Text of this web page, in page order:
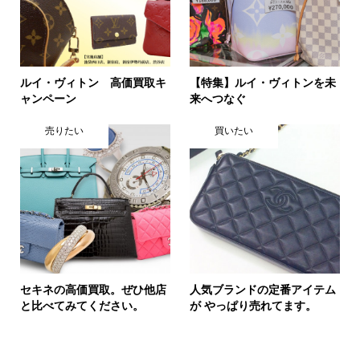
ルイ・ヴィトン 高価買取キ
ャンペーン
【特集】ルイ・ヴィトンを未
来へつなぐ
売りたい
セキネの高価買取。ぜひ他店
と比べてみてください。
買いたい
人気ブランドの定番アイテム
が やっぱり売れてます。